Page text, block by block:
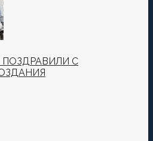
ПОЗДРАВИЛИ С